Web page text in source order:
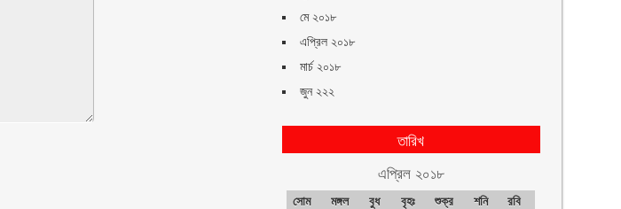
মে ২০১৮
এপ্রিল ২০১৮
মার্চ ২০১৮
জুন ২২২
তারিখ
এপ্রিল ২০১৮
সোম মঙ্গল বুধ বৃহঃ শুক্র শনি রবি